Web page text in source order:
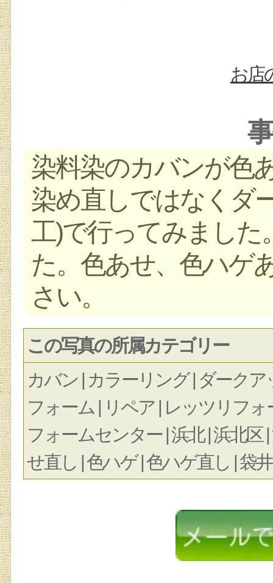
お店
染料染のカバンが色
染め直しではなくダ
工)で行ってみまし
た。色あせ、色ハゲ
さい。
この写真の所属カテゴリー
カバン | カラーリング | ダーク
フォーム | リペア | レッツリフォ
フォームセンター | 浜北 | 浜北区
せ直し | 色ハゲ | 色ハゲ直し | 袋